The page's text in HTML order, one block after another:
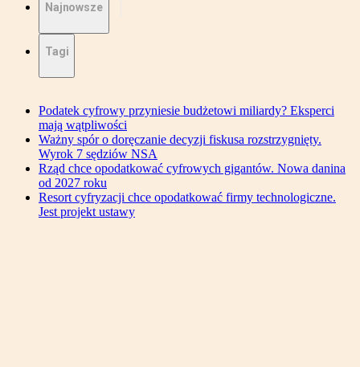
Najnowsze
Tagi
Podatek cyfrowy przyniesie budżetowi miliardy? Eksperci
mają wątpliwości
Ważny spór o doręczanie decyzji fiskusa rozstrzygnięty.
Wyrok 7 sędziów NSA
Rząd chce opodatkować cyfrowych gigantów. Nowa danina
od 2027 roku
Resort cyfryzacji chce opodatkować firmy technologiczne.
Jest projekt ustawy